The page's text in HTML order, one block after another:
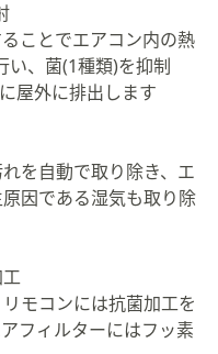
ことでエアコン内の熱
い、菌(1種類)を抑制
屋外に排出します
を自動で取り除き、エ
因である湿気も取り除
モコンには抗菌加工を
フィルターにはフッ素